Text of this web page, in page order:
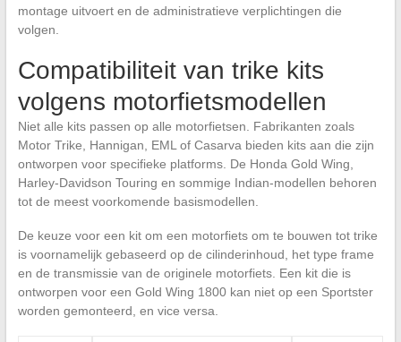
montage uitvoert en de administratieve verplichtingen die
volgen.
Compatibiliteit van trike kits
volgens motorfietsmodellen
Niet alle kits passen op alle motorfietsen. Fabrikanten zoals
Motor Trike, Hannigan, EML of Casarva bieden kits aan die zijn
ontworpen voor specifieke platforms. De Honda Gold Wing,
Harley-Davidson Touring en sommige Indian-modellen behoren
tot de meest voorkomende basismodellen.
De keuze voor een kit om een motorfiets om te bouwen tot trike
is voornamelijk gebaseerd op de cilinderinhoud, het type frame
en de transmissie van de originele motorfiets. Een kit die is
ontworpen voor een Gold Wing 1800 kan niet op een Sportster
worden gemonteerd, en vice versa.